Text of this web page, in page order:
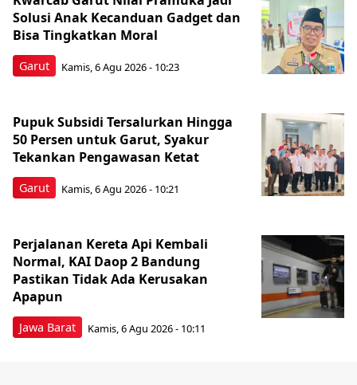
Garut
Solusi Anak Kecanduan Gadget dan
Bisa Tingkatkan Moral
Kamis, 6 Agu 2026 - 10:23
Garut
Pupuk Subsidi Tersalurkan Hingga
50 Persen untuk Garut, Syakur
Tekankan Pengawasan Ketat
Kamis, 6 Agu 2026 - 10:21
Jawa Barat
Perjalanan Kereta Api Kembali
Normal, KAI Daop 2 Bandung
Pastikan Tidak Ada Kerusakan
Apapun
Kamis, 6 Agu 2026 - 10:11